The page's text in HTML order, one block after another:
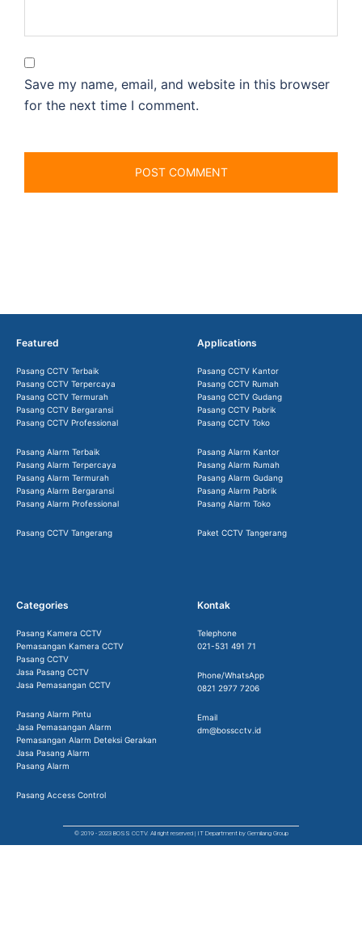
Save my name, email, and website in this browser
for the next time I comment.
Featured
Pasang CCTV Terbaik
Pasang CCTV Terpercaya
Pasang CCTV Termurah
Pasang CCTV Bergaransi
Pasang CCTV Professional
Pasang Alarm Terbaik
Pasang Alarm Terpercaya
Pasang Alarm Termurah
Pasang Alarm Bergaransi
Pasang Alarm Professional
Pasang CCTV Tangerang
Applications
Pasang CCTV Kantor
Pasang CCTV Rumah
Pasang CCTV Gudang
Pasang CCTV Pabrik
Pasang CCTV Toko
Pasang Alarm Kantor
Pasang Alarm Rumah
Pasang Alarm Gudang
Pasang Alarm Pabrik
Pasang Alarm Toko
Paket CCTV Tangerang
Categories
Pasang Kamera CCTV
Pemasangan Kamera CCTV
Pasang CCTV
Jasa Pasang CCTV
Jasa Pemasangan CCTV
Pasang Alarm Pintu
Jasa Pemasangan Alarm
Pemasangan Alarm Deteksi Gerakan
Jasa Pasang Alarm
Pasang Alarm
Pasang Access Control
Kontak
Telephone
021-531 491 71
Phone/WhatsApp
0821 2977 7206
Email
dm@bosscctv.id
© 2019 - 2023 BOSS CCTV. All right reserved | IT Department by Gemilang Group